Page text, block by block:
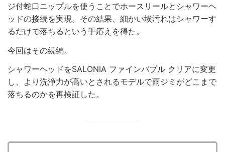
ジ付蛇口ニップルを使うことでホースリールとシャワーヘ
ッドの接続を実現。その結果、細かい埃汚れはシャワーす
るだけで落ちるという手応えを得た。
今回はその続編。
シャワーヘッドをSALONIA ファインバブル クリアに変更
し、より洗浄力が高いとされるモデルで雨ジミがどこまで
落ちるのかを再検証した。